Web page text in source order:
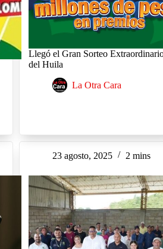
Llegó el Gran Sorteo
del Huila
La Otra Cara
23 agosto, 2025 2 mins